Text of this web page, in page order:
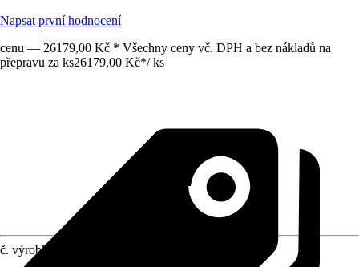
Napsat první hodnocení
cenu — 26179,00 Kč * Všechny ceny vč. DPH a bez nákladů na
přepravu za ks26179,00 Kč*/ ks
č. výrobku